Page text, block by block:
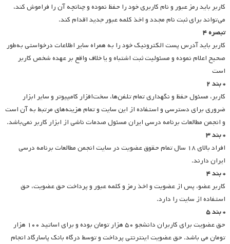
کاربر باید رمز عبور و نام کاربری خود را حفظ نموده و چنانچه آن را فراموش کند،
می‌تواند برای ثبت نام مجدد و اخذ کلمه عبور جدید اقدام کند.
تبصره ۴
کاربر باید آدرس پست الکترونیک خود را به همراه سایر اطلاعات درخواستی به‌طور
صحیح اعلام نموده و مسئولیت ثبت اشتباه و یا خلاف واقع بر عهده شخص کاربر
است
* بند ۲
کاربر، مسئول حفظ و نگهداری تمام تلفن‌ها، سخت‌افزار کامپیوتر و سایر ابزار
ضروری برای دسترسی و استفاده از این سایت و تمام هزینه‌های مرتبط به آن است
و انجمن مطالعات برنامه درسی ایران مسئول صدمات ناشی از ابزار کاربر نمی‌باشد.
* بند ۳
افراد بالای ۱۸ سال تمام حقوق عضویت در سایت انجمن مطالعات برنامه درسی
ایران دارند.
* بند ۴
کاربر عضو، پس از عضویت و اخذ رمز و کلمه عبور و پرداخت حق عضویت، حق
استفاده از سایت را دارد.
* بند ۵
حق عضویت برای کاربران دانشجو ۵۰ هزار تومان بوده و برای اساتید ۱۰۰ هزار
تومان می باشد. حق عضویت اینترنتی پرداخت و توسط درگاه بانک پاسارگاد انجام